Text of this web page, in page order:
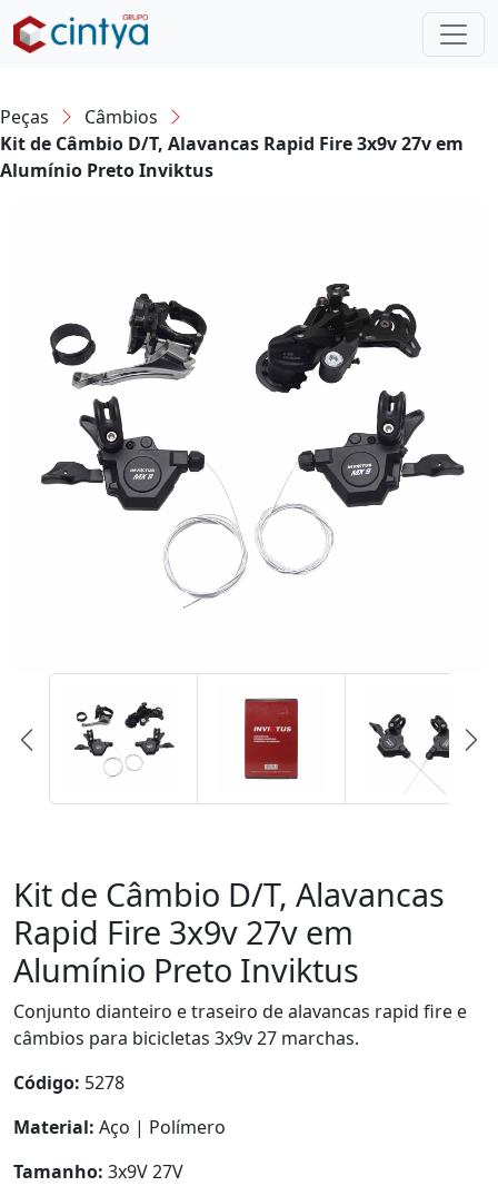
Peças
Câmbios
Kit de Câmbio D/T, Alavancas Rapid Fire 3x9v 27v em
Alumínio Preto Inviktus
Kit de Câmbio D/T, Alavancas
Rapid Fire 3x9v 27v em
Alumínio Preto Inviktus
Conjunto dianteiro e traseiro de alavancas rapid fire e
câmbios para bicicletas 3x9v 27 marchas.
Código: 5278
Material: Aço | Polímero
Tamanho: 3x9V 27V